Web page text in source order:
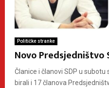
Političke stranke
Novo Predsjedništvo
Članice i članovi SDP u
birali i 17 članova